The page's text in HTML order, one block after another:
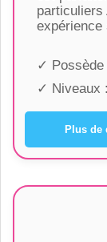
particuliers
expérience
✓ Possède
✓ Niveaux :
Plus de